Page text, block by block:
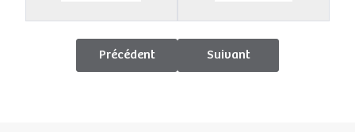
Précédent Suivant